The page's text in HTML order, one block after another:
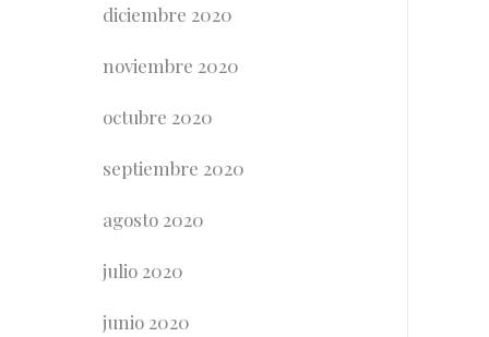
diciembre 2020
noviembre 2020
octubre 2020
septiembre 2020
agosto 2020
julio 2020
junio 2020